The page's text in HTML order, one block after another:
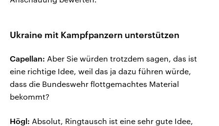
Ukraine mit Kampfpanzern unterstützen
Capellan: Aber Sie würden trotzdem sagen, das ist
eine richtige Idee, weil das ja dazu führen würde,
dass die Bundeswehr flottgemachtes Material
bekommt?
Högl: Absolut, Ringtausch ist eine sehr gute Idee,